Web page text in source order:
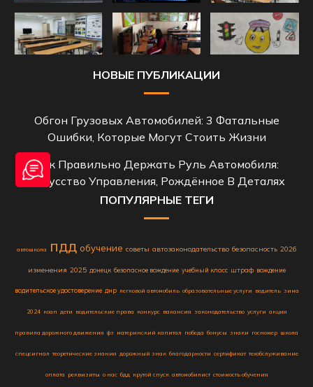
НОВЫЕ ПУБЛИКАЦИИ
Обгон Грузовых Автомобилей: 3 Фатальные
Ошибки, Которые Могут Стоить Жизни
Как Правильно Держать Руль Автомобиля:
Искусство Управления, Рождённое В Деталях
ПОПУЛЯРНЫЕ ТЕГИ
автошкола пдд обучение советы автозаконодательство безопасность 2026
изменения 2025 донецк безопасное вождение учебный класс штраф вождение
водительское удостоверение днр легковой автомобиль образовательные услуги водитель зима
2024 коап дети водительские права конкурс вакансия законодательство услуги акция
правила дорожного движения фз материнский капитал победа бонусы знаки госномер школа
спецсигнал теоретические знания дорожный знак благодарности сертификат техобслуживание
оплата реквизиты о нас бдд крутой спуск автомобилист стоимость обучения